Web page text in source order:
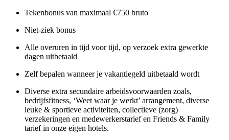
Tekenbonus van maximaal €750 bruto
Niet-ziek bonus
Alle overuren in tijd voor tijd, op verzoek extra gewerkte
dagen uitbetaald
Zelf bepalen wanneer je vakantiegeld uitbetaald wordt
Diverse extra secundaire arbeidsvoorwaarden zoals,
bedrijfsfitness, ‘Weet waar je werkt’ arrangement, diverse
leuke & sportieve activiteiten, collectieve (zorg)
verzekeringen en medewerkerstarief en Friends & Family
tarief in onze eigen hotels.